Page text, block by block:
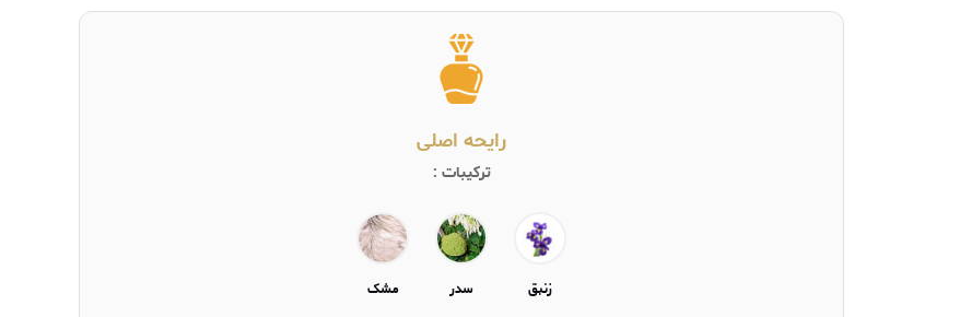
رایحه اصلی
ترکیبات :
زنبق سدر مشک